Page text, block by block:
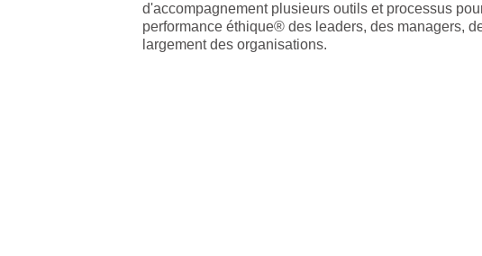
d'accompagnement plusieurs outils et processus
performance éthique® des leaders, des managers,
largement des organisations.